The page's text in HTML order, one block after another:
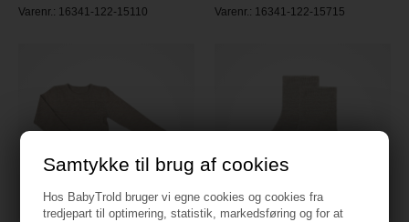
Samtykke til brug af cookies
Hos BabyTrold bruger vi egne cookies og cookies fra
tredjepart til optimering, statistik, markedsføring og for at
Varenr.: 16341-122-15110 Varenr.: 16341-122-15715